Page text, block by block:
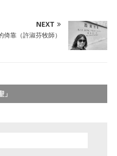
NEXT
靠（許淑芬牧師）